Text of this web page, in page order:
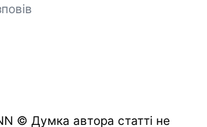
© Думка автора статті не